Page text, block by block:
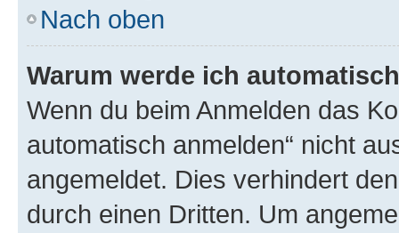
Nach oben
Warum werde ich
Wenn du beim Anmelden das
automatisch anmelden“ nicht
angemeldet. Dies verhindert
durch einen Dritten. Um